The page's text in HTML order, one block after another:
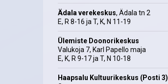
Ädala verekeskus, Ädala tn 2
E, R 8-16 ja T, K, N 11-19
Ülemiste Doonorikeskus
Valukoja 7, Karl Papello maja
E, K, R 9-17 ja T, N 10-18
Haapsalu Kultuurikeskus (Posti 3)